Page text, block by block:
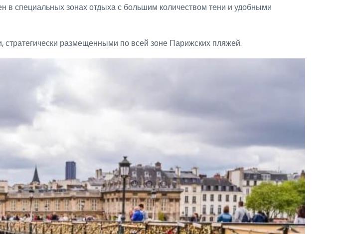
в специальных зонах отдыха с большим количеством тени и удобными
размещенными по всей зоне Парижских пляжей.